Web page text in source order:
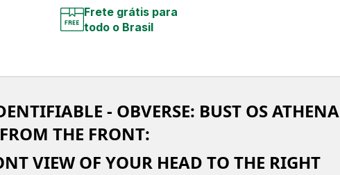
Frete grátis para
todo o Brasil
- OBVERSE: BUST OS ATHENA
THE FRONT:
VIEW OF YOUR HEAD TO THE RIGHT